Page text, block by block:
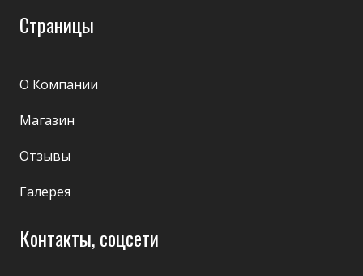
Страницы
О Компании
Магазин
Отзывы
Галерея
Контакты, соцсети